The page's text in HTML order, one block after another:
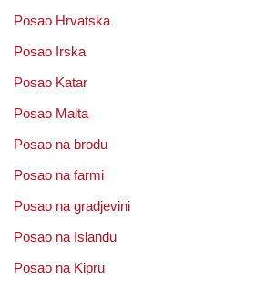
Posao Hrvatska
Posao Irska
Posao Katar
Posao Malta
Posao na brodu
Posao na farmi
Posao na gradjevini
Posao na Islandu
Posao na Kipru